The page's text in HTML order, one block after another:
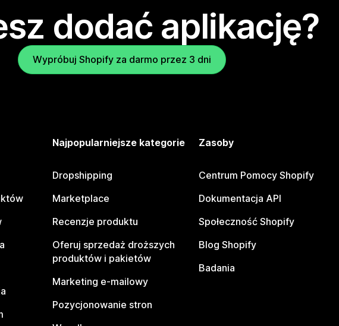
dodać aplikację?
Wypróbuj Shopify za darmo przez 3 dni
Najpopularniejsze kategorie
Dropshipping
Marketplace
Recenzje produktu
Oferuj sprzedaż droższych
produktów i pakietów
Marketing e-mailowy
Pozycjonowanie stron
Zasoby
Centrum Pomocy Shopify
Dokumentacja API
Społeczność Shopify
Blog Shopify
Badania